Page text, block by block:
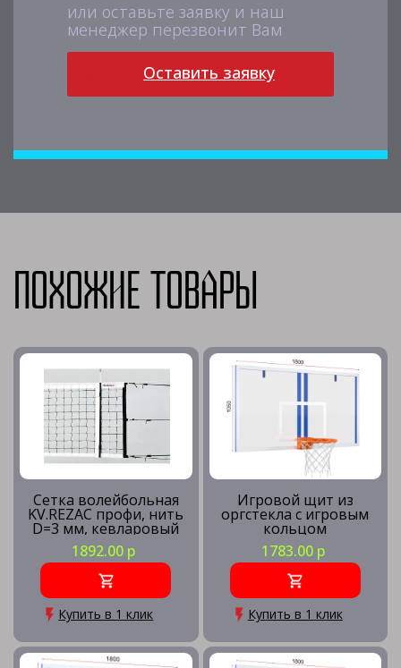
или оставьте заявку и наш
менеджер перезвонит Вам
Оставить заявку
Похожие товары
Сетка волейбольная
KV.REZAC профи, нить
D=3 мм, кевларовый
трос
1892.00 р
Купить в 1 клик
Игровой щит из
оргстекла с игровым
кольцом
1783.00 р
Купить в 1 клик